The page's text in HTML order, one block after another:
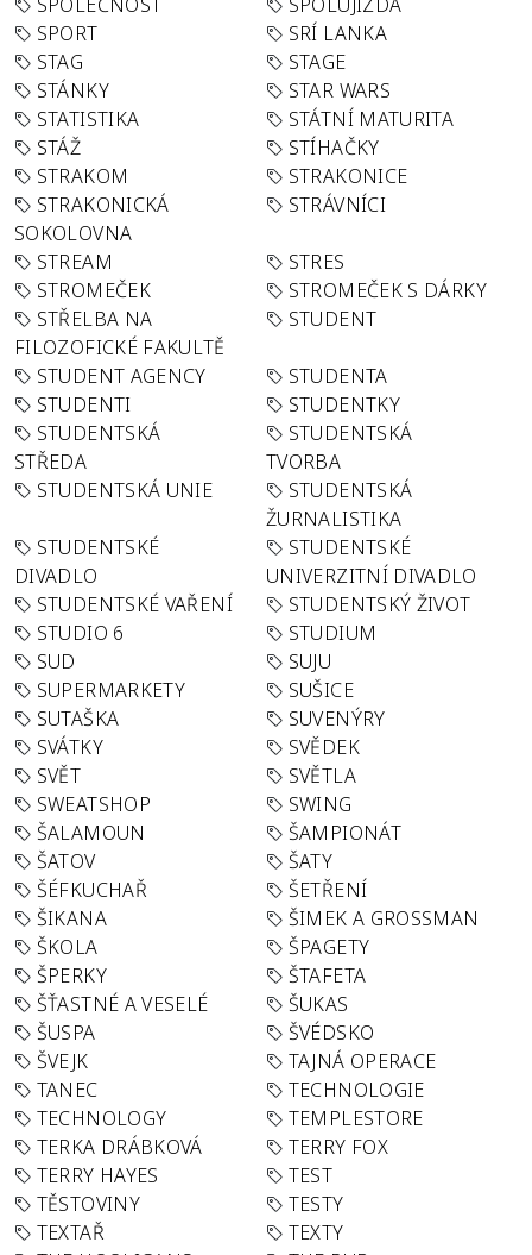
SPORT
SRÍ LANKA
STAG
STAGE
STÁNKY
STAR WARS
STATISTIKA
STÁTNÍ MATURITA
STÁŽ
STÍHAČKY
STRAKOM
STRAKONICE
STRAKONICKÁ
SOKOLOVNA
STRÁVNÍCI
STREAM
STRES
STROMEČEK
STROMEČEK S DÁRKY
STŘELBA NA
FILOZOFICKÉ FAKULTĚ
STUDENT
STUDENT AGENCY
STUDENTA
STUDENTI
STUDENTKY
STUDENTSKÁ
STŘEDA
STUDENTSKÁ
TVORBA
STUDENTSKÁ UNIE
STUDENTSKÁ
ŽURNALISTIKA
STUDENTSKÉ
DIVADLO
STUDENTSKÉ
UNIVERZITNÍ DIVADLO
STUDENTSKÉ VAŘENÍ
STUDENTSKÝ ŽIVOT
STUDIO 6
STUDIUM
SUD
SUJU
SUPERMARKETY
SUŠICE
SUTAŠKA
SUVENÝRY
SVÁTKY
SVĚDEK
SVĚT
SVĚTLA
SWEATSHOP
SWING
ŠALAMOUN
ŠAMPIONÁT
ŠATOV
ŠATY
ŠÉFKUCHAŘ
ŠETŘENÍ
ŠIKANA
ŠIMEK A GROSSMAN
ŠKOLA
ŠPAGETY
ŠPERKY
ŠTAFETA
ŠŤASTNÉ A VESELÉ
ŠUKAS
ŠUSPA
ŠVÉDSKO
ŠVEJK
TAJNÁ OPERACE
TANEC
TECHNOLOGIE
TECHNOLOGY
TEMPLESTORE
TERKA DRÁBKOVÁ
TERRY FOX
TERRY HAYES
TEST
TĚSTOVINY
TESTY
TEXTAŘ
TEXTY